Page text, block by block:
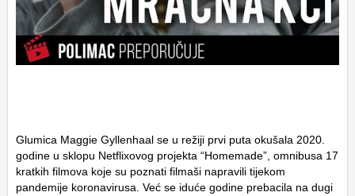
Glumica Maggie Gyllenhaal se u režiji prvi puta okušala 2020.
godine u sklopu Netflixovog projekta “Homemade”, omnibusa 17
kratkih filmova koje su poznati filmaši napravili tijekom
pandemije koronavirusa. Već se iduće godine prebacila na dugi